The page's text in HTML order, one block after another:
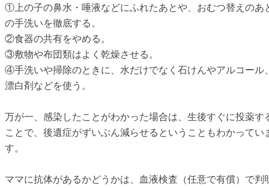
①上の子の鼻水・唾液などにふれたあとや、おむつ替えのあ
の手洗いを徹底する。
②食器の共有をやめる。
③敷物や布団類はよく乾燥させる。
④手洗いや掃除のときに、水だけでなく石けんやアルコール
漂白剤などを使う。
万が一、感染したことがわかった場合は、生後すぐに投薬す
ことで、後遺症がずいぶん減らせるということもわかってい
す。
ママに抗体があるかどうかは、血液検査（任意で有償）で判